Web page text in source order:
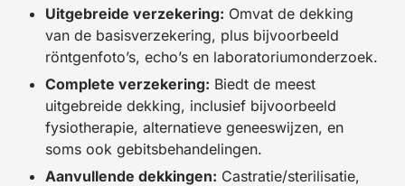
Uitgebreide verzekering: Omvat de dekking
van de basisverzekering, plus bijvoorbeeld
röntgenfoto’s, echo’s en laboratoriumonderzoek.
Complete verzekering: Biedt de meest
uitgebreide dekking, inclusief bijvoorbeeld
fysiotherapie, alternatieve geneeswijzen, en
soms ook gebitsbehandelingen.
Aanvullende dekkingen: Castratie/sterilisatie,